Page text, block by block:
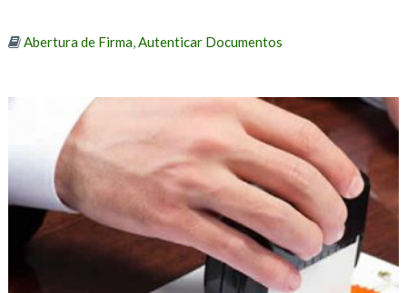
Abertura de Firma,Autenticar Documentos